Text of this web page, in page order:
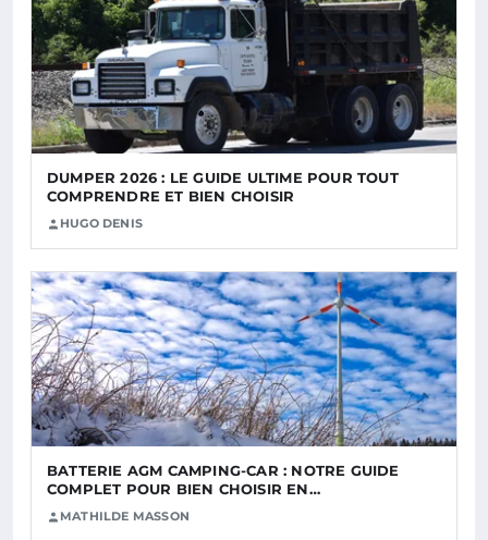
DUMPER 2026 : LE GUIDE ULTIME POUR TOUT
COMPRENDRE ET BIEN CHOISIR
HUGO DENIS
BATTERIE AGM CAMPING-CAR : NOTRE GUIDE
COMPLET POUR BIEN CHOISIR EN…
MATHILDE MASSON